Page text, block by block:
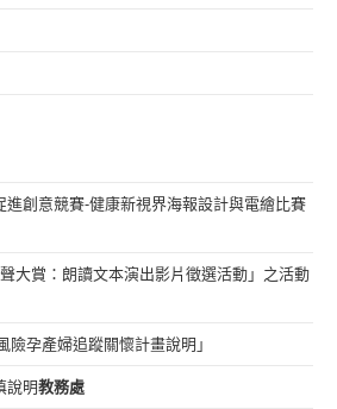
進創意競賽-健康新視界海報設計與電繪比賽
大賞：朗讀文本演出影片徵選活動」之活動
孕產婦追蹤關懷計畫說明」
說明教務處